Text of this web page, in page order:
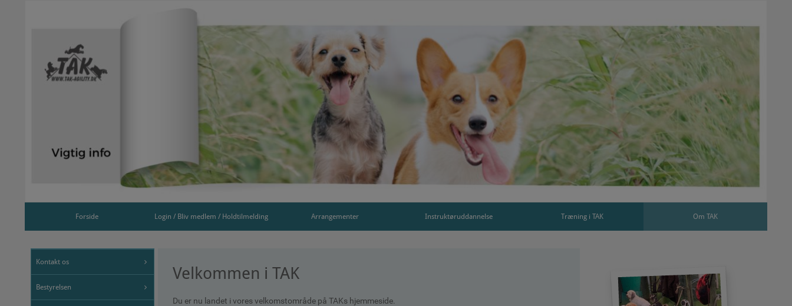
Forside Login / Bliv medlem / Holdtilmelding Arrangementer Instruktøruddannelse Træning i TAK Om TAK
Kontakt os
Bestyrelsen
Velkommen i TAK
Du er nu landet i vores velkomstområde på TAKs hjemmeside.